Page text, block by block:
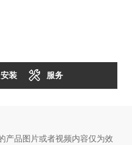
安装 服务
产品图片或者视频内容仅为效